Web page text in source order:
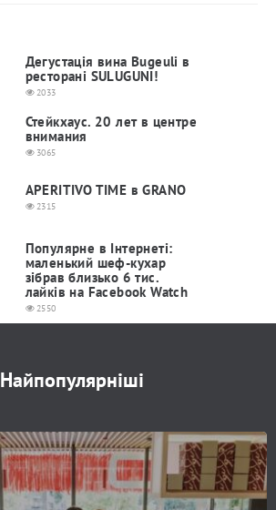
Дегустація вина Bugeuli в
ресторані SULUGUNI!
2033
Стейкхаус. 20 лет в центре
внимания
3065
APERITIVO TIME в GRANO
2315
Популярне в Інтернеті:
маленький шеф-кухар
зібрав близько 6 тис.
лайків на Facebook Watch
2550
Найпопулярніші